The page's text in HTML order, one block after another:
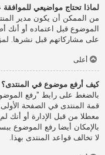
لماذا تحتاج مواضيعي للموافقة
من الممكن أن يكون مدير
الموضوع قبل اعتماده أو
على مشاركاتهم قبل نشرها.
أعلى
كيف أرفع موضوع في المنتدى؟
بالضغط على رابط ”رفع
قمة المنتدى في الصفحة
معطلا من قبل الإدارة أو أنك
بالإمكان أيضا رفع الموضوع
لا تخالف قواعد المنتدى بهذا.